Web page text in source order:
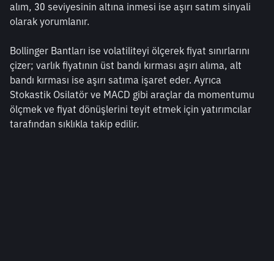
alım, 30 seviyesinin altına inmesi ise aşırı satım sinyali
olarak yorumlanır.
Bollinger Bantları ise volatiliteyi ölçerek fiyat sınırlarını
çizer; varlık fiyatının üst bandı kırması aşırı alıma, alt
bandı kırması ise aşırı satıma işaret eder. Ayrıca
Stokastik Osilatör ve MACD gibi araçlar da momentumu
ölçmek ve fiyat dönüşlerini teyit etmek için yatırımcılar
tarafından sıklıkla takip edilir.